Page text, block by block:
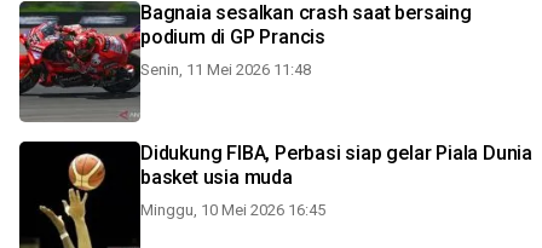
Bagnaia sesalkan crash saat bersaing
podium di GP Prancis
Senin, 11 Mei 2026 11:48
Didukung FIBA, Perbasi siap gelar Piala Dunia
basket usia muda
Minggu, 10 Mei 2026 16:45